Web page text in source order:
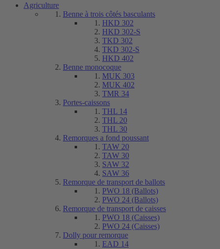
Agriculture
Benne à trois côtés basculants
HKD 302
HKD 302-S
TKD 302
TKD 302-S
HKD 402
Benne monocoque
MUK 303
MUK 402
TMR 34
Portes-caissons
THL 14
THL 20
THL 30
Remorques a fond poussant
TAW 20
TAW 30
SAW 32
SAW 36
Remorque de transport de ballots
PWO 18 (Ballots)
PWO 24 (Ballots)
Remorque de transport de caisses
PWO 18 (Caisses)
PWO 24 (Caisses)
Dolly pour remorque
EAD 14